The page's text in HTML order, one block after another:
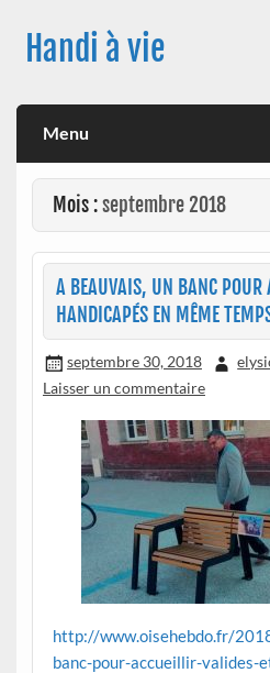
contentHandi à vie
monde, des nouveautés
actualités sur la santé, sur les
Menu
Mois :septembre 2018
A BEAUVAIS, UN BANC POUR
HANDICAPÉS EN MÊME
septembre 30, 2018
Laisser un commentaire
http://www.oisehebdo.fr/
banc-pour-accueillir-valides-